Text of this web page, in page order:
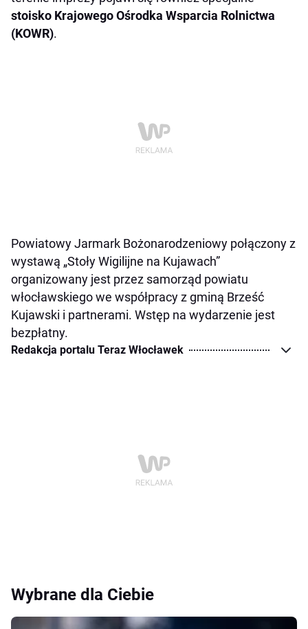
stoisko Krajowego Ośrodka Wsparcia Rolnictwa
(KOWR).
Powiatowy Jarmark Bożonarodzeniowy połączony z
wystawą „Stoły Wigilijne na Kujawach”
organizowany jest przez samorząd powiatu
włocławskiego we współpracy z gminą Brześć
Kujawski i partnerami. Wstęp na wydarzenie jest
bezpłatny.
Redakcja portalu Teraz Włocławek
Wybrane dla Ciebie